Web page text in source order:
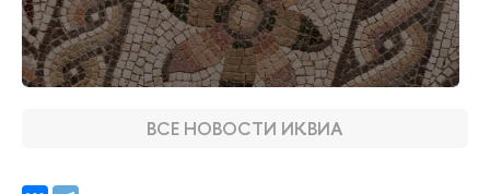
ВСЕ НОВОСТИ ИКВИА